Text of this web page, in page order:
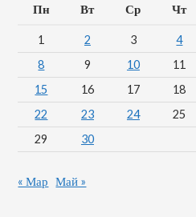
Пн Вт Ср Чт
1 2 3 4
8
9 10 11
15
16 17 18
22
23 24 25
29
30
« Мар Май »